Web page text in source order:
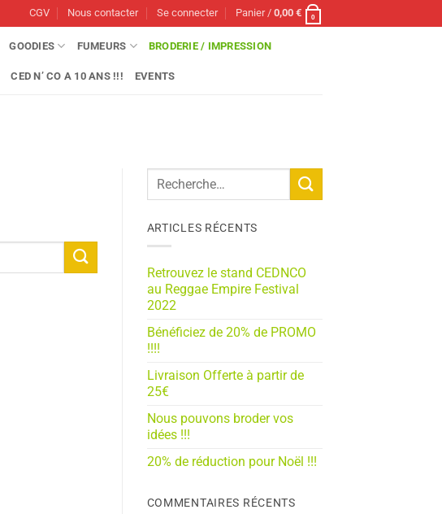
CGV Nous contacter Se connecter Panier /0,00€ 0
GOODIES FUMEURS BRODERIE / IMPRESSION
CED N’ CO A 10 ANS !!! EVENTS
ARTICLES RÉCENTS
Retrouvez le stand CEDNCO
au Reggae Empire Festival
2022
Bénéficiez de 20% de PROMO
!!!!
Livraison Offerte à partir de
25€
Nous pouvons broder vos
idées !!!
20% de réduction pour Noël !!!
COMMENTAIRES RÉCENTS